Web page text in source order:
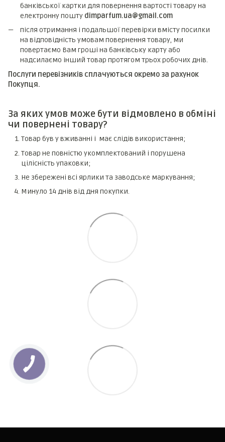
банківської картки для повернення вартості товару на
електронну пошту dimparfum.ua@gmail.com
після отримання і подальшої перевірки вмісту посилки
на відповідність умовам повернення товару, ми
повертаємо Вам гроші на банківську карту або
надсилаємо інший товар протягом трьох робочих днів.
Послуги перевізників сплачуються окремо за рахунок
Покупця.
За яких умов може бути відмовлено в обміні
чи повернені товару?
Товар був у вживанні і має слідів використання;
Товар не повністю укомплектований і порушена
цілісність упаковки;
Не збережені всі ярлики та заводське маркування;
Минуло 14 днів від дня покупки.